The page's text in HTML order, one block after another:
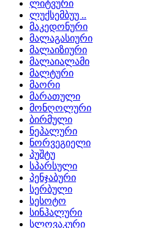
ლიტვური
ლუქსემბუუ ..
მაკედონური
მალაგასიური
მალაიზიური
მალაიალამი
მალტური
მაორი
მარათული
მონღოლური
ბირმული
ნეპალური
ნორვეგიელი
პუშტუ
სპარსული
პენჯაბური
სერბული
სესოტო
სინჰალური
სლოვაკური